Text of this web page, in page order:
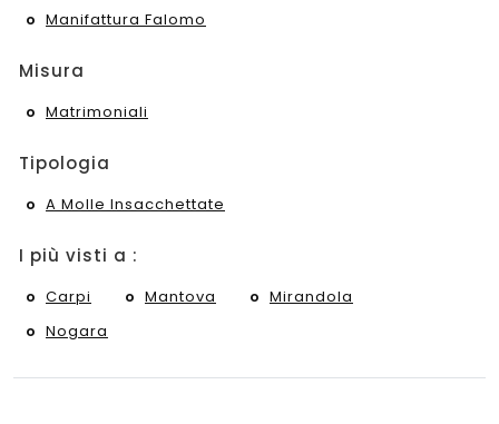
Manifattura Falomo
Misura
Matrimoniali
Tipologia
A Molle Insacchettate
I più visti a :
Carpi Mantova
Mirandola
Nogara